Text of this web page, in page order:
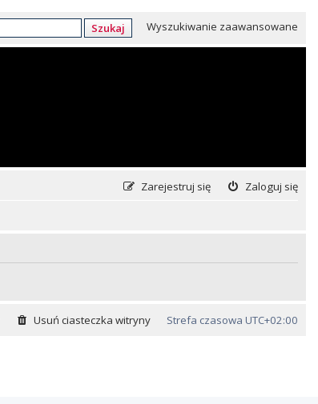
Szukaj Wyszukiwanie zaawansowane
Zaloguj się
Zarejestruj się
Strefa czasowa UTC+02:00
Usuń ciasteczka witryny